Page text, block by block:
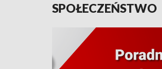
SPOŁECZEŃSTWO